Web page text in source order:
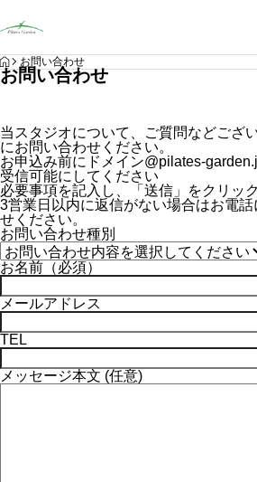
HOME
お問い合わせ
お問い合わせ
当スタジオについて、ご質問などござ
にお問い合わせください。
お申込み前にドメイン@pilates-
受信可能にしてください
必要事項を記入し、「送信」をクリッ
3営業日以内に返信がない場合はお電
せください。
お問い合わせ種別
お名前（必須）
メールアドレス
TEL
メッセージ本文 (任意)